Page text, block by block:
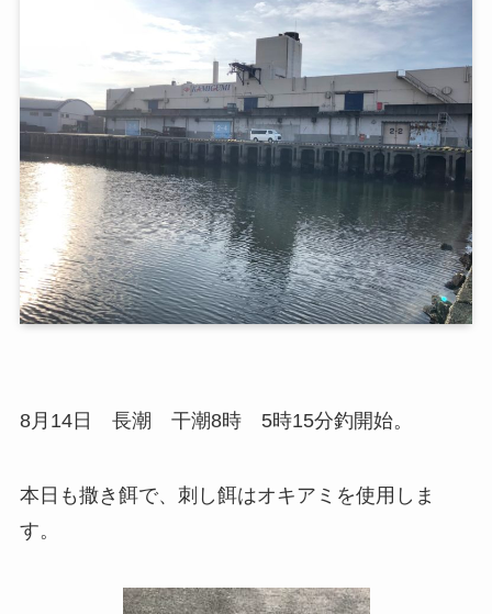
8月14日 長潮 干潮8時 5時15分釣開始。
本日も撒き餌で、刺し餌はオキアミを使用しま
す。